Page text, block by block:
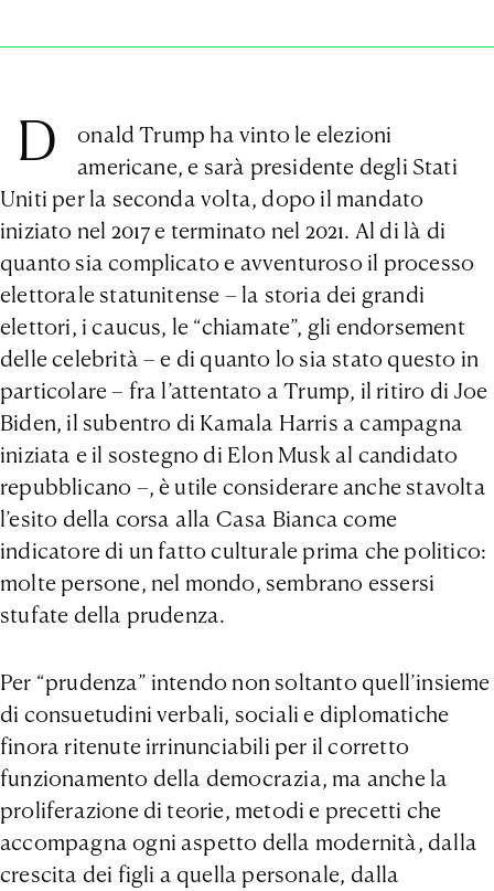
D
onald Trump ha vinto le elezioni
americane, e sarà presidente degli Stati
Uniti per la seconda volta, dopo il mandato
iniziato nel 2017 e terminato nel 2021. Al di là di
quanto sia complicato e avventuroso il processo
elettorale statunitense – la storia dei grandi
elettori, i caucus, le “chiamate”, gli endorsement
delle celebrità – e di quanto lo sia stato questo in
particolare – fra l’attentato a Trump, il ritiro di Joe
Biden, il subentro di Kamala Harris a campagna
iniziata e il sostegno di Elon Musk al candidato
repubblicano –, è utile considerare anche stavolta
l’esito della corsa alla Casa Bianca come
indicatore di un fatto culturale prima che politico:
molte persone, nel mondo, sembrano essersi
stufate della prudenza.
Per “prudenza” intendo non soltanto quell’insieme
di consuetudini verbali, sociali e diplomatiche
finora ritenute irrinunciabili per il corretto
funzionamento della democrazia, ma anche la
proliferazione di teorie, metodi e precetti che
accompagna ogni aspetto della modernità, dalla
crescita dei figli a quella personale, dalla